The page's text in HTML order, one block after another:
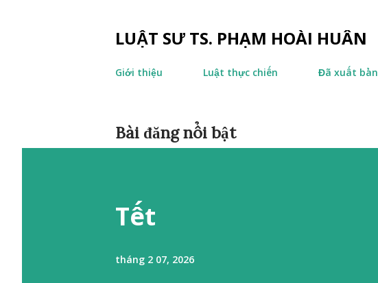
LUẬT SƯ TS. PHẠM HOÀI HUẤN
Giới thiệu Luật thực chiến Đã xuất bản
Bài đăng nổi bật
Tết
tháng 2 07, 2026